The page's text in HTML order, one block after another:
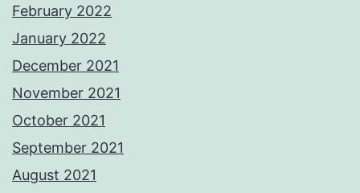
February 2022
January 2022
December 2021
November 2021
October 2021
September 2021
August 2021